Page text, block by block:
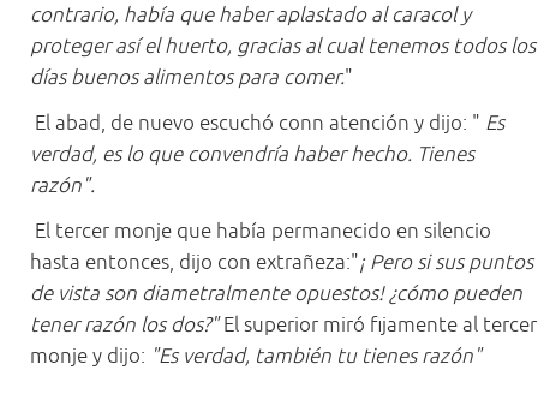
contrario, había que haber aplastado al caracol y
proteger así el huerto, gracias al cual tenemos todos los
días buenos alimentos para comer."
El abad, de nuevo escuchó conn atención y dijo: " Es
verdad, es lo que convendría haber hecho. Tienes
razón".
El tercer monje que había permanecido en silencio
hasta entonces, dijo con extrañeza:"¡ Pero si sus puntos
de vista son diametralmente opuestos! ¿cómo pueden
tener razón los dos?"El superior miró fijamente al tercer
monje y dijo: "Es verdad, también tu tienes razón"